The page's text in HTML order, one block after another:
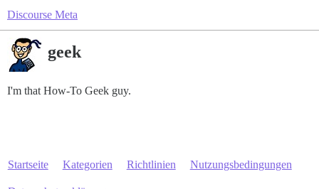
Discourse Meta
geek
I'm that How-To Geek guy.
Startseite Kategorien Richtlinien Nutzungsbedingungen